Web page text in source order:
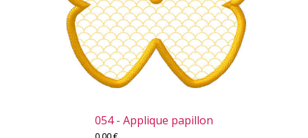
054 - Applique papillon